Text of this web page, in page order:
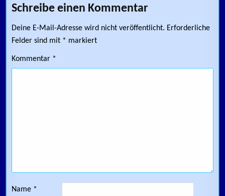
Schreibe einen Kommentar
Deine E-Mail-Adresse wird nicht veröffentlicht. Erforderliche
Felder sind mit * markiert
Kommentar *
Name *